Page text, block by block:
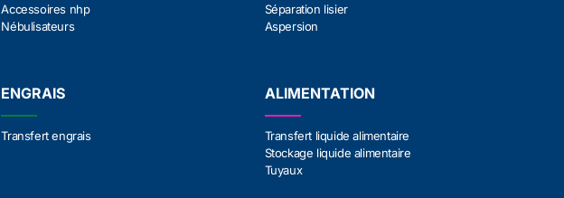
Accessoires nhp
Nébulisateurs
Séparation lisier
Aspersion
ENGRAIS
Transfert engrais
ALIMENTATION
Transfert liquide alimentaire
Stockage liquide alimentaire
Tuyaux